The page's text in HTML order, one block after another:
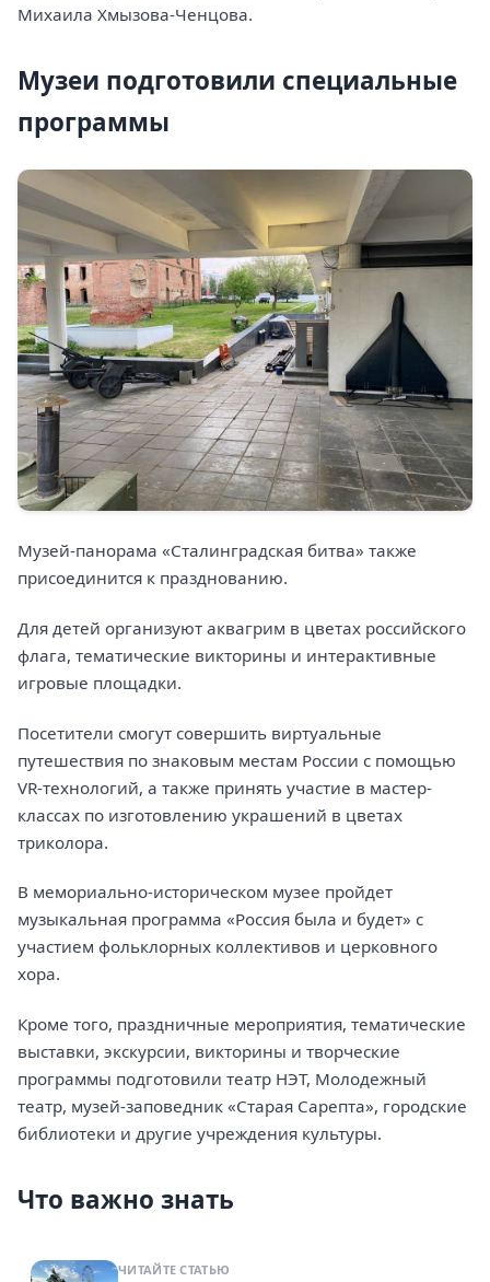
Михаила Хмызова-Ченцова.
Музеи подготовили специальные
программы
Музей-панорама «Сталинградская битва» также
присоединится к празднованию.
Для детей организуют аквагрим в цветах российского
флага, тематические викторины и интерактивные
игровые площадки.
Посетители смогут совершить виртуальные
путешествия по знаковым местам России с помощью
VR-технологий, а также принять участие в мастер-
классах по изготовлению украшений в цветах
триколора.
В мемориально-историческом музее пройдет
музыкальная программа «Россия была и будет» с
участием фольклорных коллективов и церковного
хора.
Кроме того, праздничные мероприятия, тематические
выставки, экскурсии, викторины и творческие
программы подготовили театр НЭТ, Молодежный
театр, музей-заповедник «Старая Сарепта», городские
библиотеки и другие учреждения культуры.
Что важно знать
ЧИТАЙТЕ СТАТЬЮ